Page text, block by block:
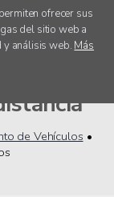
ofrecer sus
del sitio web a
análisis web. Más
menú
en
de Vehículos